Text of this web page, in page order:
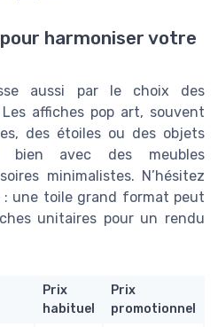
harmoniser votre
aussi par le choix des
affiches pop art, souvent
des étoiles ou des objets
bien avec des meubles
minimalistes. N’hésitez
: une toile grand format peut
unitaires pour un rendu
Prix
habituel
Prix
promotionnel